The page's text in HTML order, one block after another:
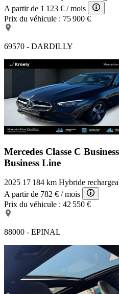
A partir de 1 123 € / mois
Prix du véhicule : 75 900 €
69570 - DARDILLY
Mercedes Classe C
Business Line
2025 17 184 km Hybride
A partir de 782 € / mois
Prix du véhicule : 42 550 €
88000 - EPINAL